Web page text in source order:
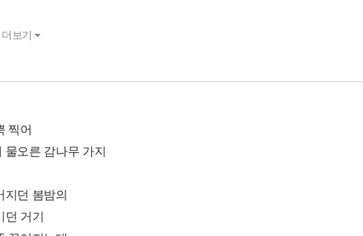
더보기
찍어
물오른 감나무 가지
지던 봄밤의
던 거기